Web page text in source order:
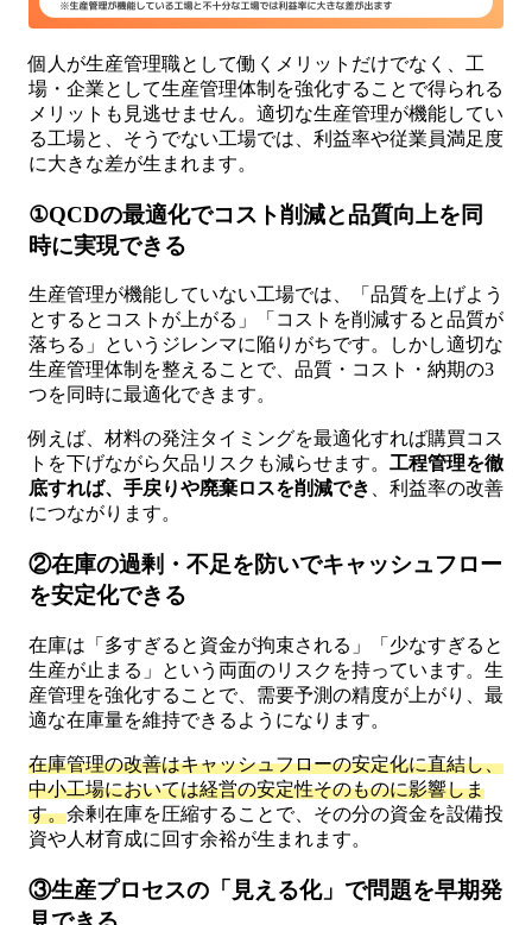
個人が生産管理職として働くメリットだけでなく、工
場・企業として生産管理体制を強化することで得られる
メリットも見逃せません。適切な生産管理が機能してい
る工場と、そうでない工場では、利益率や従業員満足度
に大きな差が生まれます。
①QCDの最適化でコスト削減と品質向上を同
時に実現できる
生産管理が機能していない工場では、「品質を上げよう
とするとコストが上がる」「コストを削減すると品質が
落ちる」というジレンマに陥りがちです。しかし適切な
生産管理体制を整えることで、品質・コスト・納期の3
つを同時に最適化できます。
例えば、材料の発注タイミングを最適化すれば購買コス
トを下げながら欠品リスクも減らせます。 工程管理を徹
底すれば、手戻りや廃棄ロスを削減でき 、利益率の改善
につながります。
②在庫の過剰・不足を防いでキャッシュフロー
を安定化できる
在庫は「多すぎると資金が拘束される」「少なすぎると
生産が止まる」という両面のリスクを持っています。生
産管理を強化することで、需要予測の精度が上がり、最
適な在庫量を維持できるようになります。
在庫管理の改善はキャッシュフローの安定化に直結し、
中小工場においては経営の安定性そのものに影響しま
す。余剰在庫を圧縮することで、その分の資金を設備投
資や人材育成に回す余裕が生まれます。
③生産プロセスの「見える化」で問題を早期発